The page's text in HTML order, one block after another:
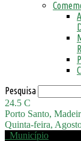
Pesquisa
24.5 C
Porto Santo,
Quinta-feira,
Município